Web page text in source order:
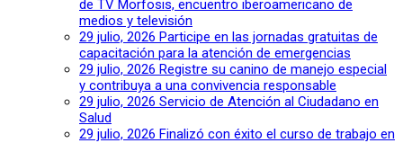
de TV Morfosis, encuentro iberoamericano de
medios y televisión
29 julio, 2026 Participe en las jornadas gratuitas de
capacitación para la atención de emergencias
29 julio, 2026 Registre su canino de manejo especial
y contribuya a una convivencia responsable
29 julio, 2026 Servicio de Atención al Ciudadano en
Salud
29 julio, 2026 Finalizó con éxito el curso de trabajo en